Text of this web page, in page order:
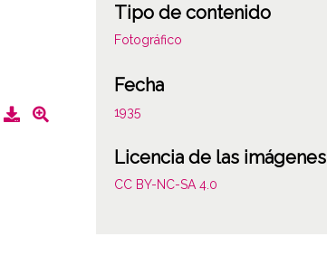
Tipo de contenido
Fotográfico
Fecha
1935
Licencia de las imágenes
CC BY-NC-SA 4.0